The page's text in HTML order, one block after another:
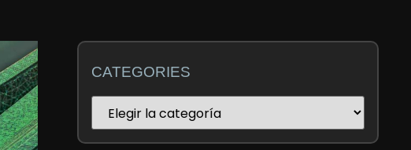
CATEGORIES